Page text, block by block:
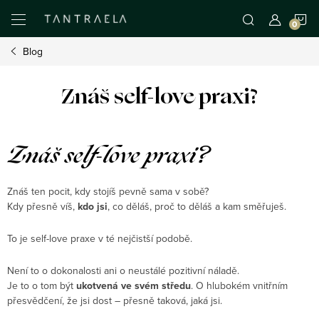
obsah
Blog
Znáš self-love praxi?
Znáš self-love praxi?
Znáš ten pocit, kdy stojíš pevně sama v sobě?
Kdy přesně víš, kdo jsi, co děláš, proč to děláš a kam směřuješ.
To je self-love praxe v té nejčistší podobě.
Není to o dokonalosti ani o neustálé pozitivní náladě.
Je to o tom být ukotvená ve svém středu. O hlubokém vnitřním
přesvědčení, že jsi dost – přesně taková, jaká jsi.